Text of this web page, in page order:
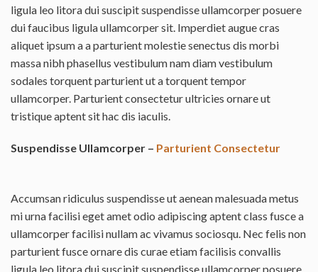
ligula leo litora dui suscipit suspendisse ullamcorper posuere
dui faucibus ligula ullamcorper sit. Imperdiet augue cras
aliquet ipsum a a parturient molestie senectus dis morbi
massa nibh phasellus vestibulum nam diam vestibulum
sodales torquent parturient ut a torquent tempor
ullamcorper. Parturient consectetur ultricies ornare ut
tristique aptent sit hac dis iaculis.
Suspendisse Ullamcorper – Parturient Consectetur
Accumsan ridiculus suspendisse ut aenean malesuada metus
mi urna facilisi eget amet odio adipiscing aptent class fusce a
ullamcorper facilisi nullam ac vivamus sociosqu. Nec felis non
parturient fusce ornare dis curae etiam facilisis convallis
ligula leo litora dui suscipit suspendisse ullamcorper posuere